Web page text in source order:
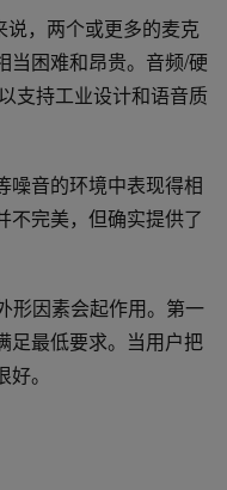
说，两个或更多的麦克
当困难和昂贵。音频/硬
支持工业设计和语音质
噪音的环境中表现得相
不完美，但确实提供了
形因素会起作用。第一
足最低要求。当用户把
。